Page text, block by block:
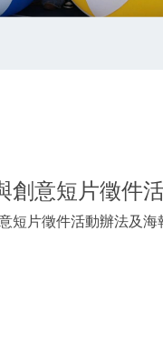
創意短片徵件
片徵件活動辦法及